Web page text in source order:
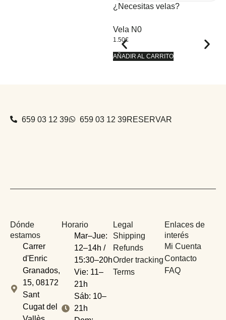
¿Necesitas velas?
Vela N0
1.50€
AÑADIR AL CARRITO
659 03 12 39 659 03 12 39RESERVAR
Dónde
estamos
Carrer
d'Enric
Granados,
15, 08172
Sant
Cugat del
Horario
Mar–Jue:
12–14h /
15:30–20h
Vie: 11–
21h
Sáb: 10–
21h
Legal
Shipping
Refunds
Order tracking
Terms
Enlaces de
interés
Mi Cuenta
Contacto
FAQ